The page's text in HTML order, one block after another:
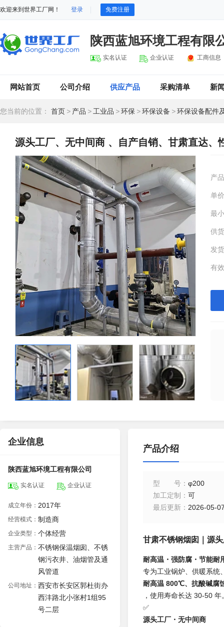
欢迎来到世界工厂网！ 登录 免费注册
陕西蓝旭环境工程有限
实名认证 企业认证 工商信息
网站首页 公司介绍 供应产品 采购清单 新
您当前的位置： 首页 > 产品 > 工业品 >环保 >环保设备 >环保设备配件
源头工厂、无中间商 、自产自销、甘肃直达、
产品
单价
最
供
发
有
企业信息
陕西蓝旭环境工程有限公司
实名认证 企业认证
成立年份： 2017年
经营模式： 制造商
企业类型： 个体经营
主营产品： 不锈钢保温烟囱、不锈
钢污衣井、油烟管及通
风管道
公司地址： 西安市长安区郭杜街办
西沣路北小张村1组95
号二层
产品介绍
型号 ： φ200
加工定制
： 可
最后更新 ： 2026-05-
甘肃不锈钢烟囱｜源
耐高温・强防腐・节能耐
专为工业锅炉、供暖系统
耐高温 800℃、抗酸碱腐
，使用寿命长达 30-50 年
✅
源头工厂・无中间商